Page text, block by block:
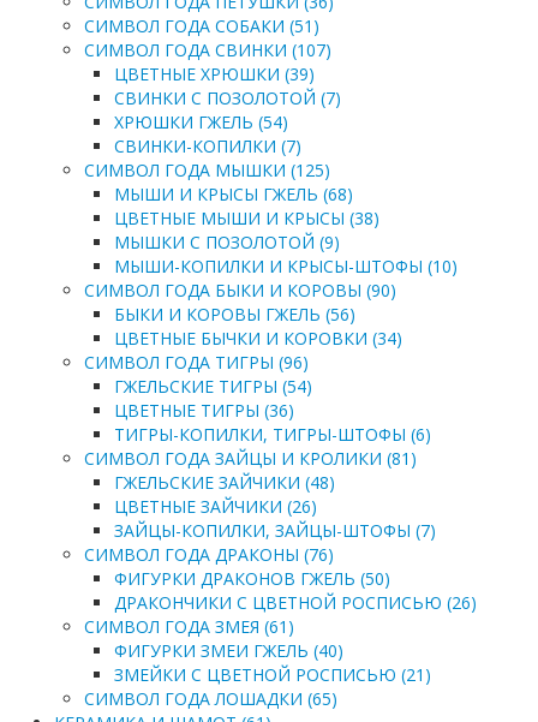
СИМВОЛ ГОДА СОБАКИ (51)
СИМВОЛ ГОДА СВИНКИ (107)
ЦВЕТНЫЕ ХРЮШКИ (39)
СВИНКИ С ПОЗОЛОТОЙ (7)
ХРЮШКИ ГЖЕЛЬ (54)
СВИНКИ-КОПИЛКИ (7)
СИМВОЛ ГОДА МЫШКИ (125)
МЫШИ И КРЫСЫ ГЖЕЛЬ (68)
ЦВЕТНЫЕ МЫШИ И КРЫСЫ (38)
МЫШКИ С ПОЗОЛОТОЙ (9)
МЫШИ-КОПИЛКИ И КРЫСЫ-ШТОФЫ (10)
СИМВОЛ ГОДА БЫКИ И КОРОВЫ (90)
БЫКИ И КОРОВЫ ГЖЕЛЬ (56)
ЦВЕТНЫЕ БЫЧКИ И КОРОВКИ (34)
СИМВОЛ ГОДА ТИГРЫ (96)
ГЖЕЛЬСКИЕ ТИГРЫ (54)
ЦВЕТНЫЕ ТИГРЫ (36)
ТИГРЫ-КОПИЛКИ, ТИГРЫ-ШТОФЫ (6)
СИМВОЛ ГОДА ЗАЙЦЫ И КРОЛИКИ (81)
ГЖЕЛЬСКИЕ ЗАЙЧИКИ (48)
ЦВЕТНЫЕ ЗАЙЧИКИ (26)
ЗАЙЦЫ-КОПИЛКИ, ЗАЙЦЫ-ШТОФЫ (7)
СИМВОЛ ГОДА ДРАКОНЫ (76)
ФИГУРКИ ДРАКОНОВ ГЖЕЛЬ (50)
ДРАКОНЧИКИ С ЦВЕТНОЙ РОСПИСЬЮ (26)
СИМВОЛ ГОДА ЗМЕЯ (61)
ФИГУРКИ ЗМЕИ ГЖЕЛЬ (40)
ЗМЕЙКИ С ЦВЕТНОЙ РОСПИСЬЮ (21)
СИМВОЛ ГОДА ЛОШАДКИ (65)